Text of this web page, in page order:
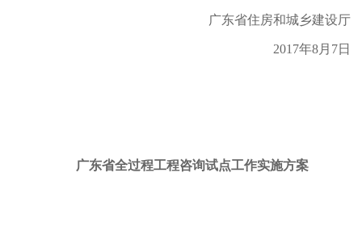
广东省住房和城乡建设厅
2017年8月7日
广东省全过程工程咨询试点工作实施方案